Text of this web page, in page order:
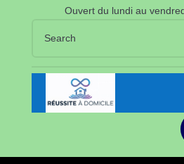
Ouvert du lundi au